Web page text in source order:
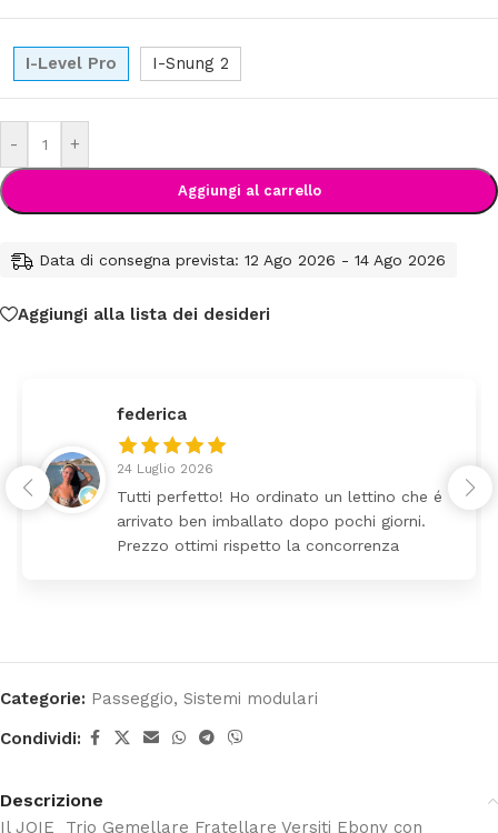
I-Level Pro I-Snung 2
- +
Aggiungi al carrello
Data di consegna prevista: 12 Ago 2026 - 14 Ago 2026
Aggiungi alla lista dei desideri
Claudia Marongiu
8 Luglio 2026
❤️
Categorie: Passeggio, Sistemi modulari
Condividi:
Descrizione
Il JOIE Trio Gemellare Fratellare Versiti Ebony con